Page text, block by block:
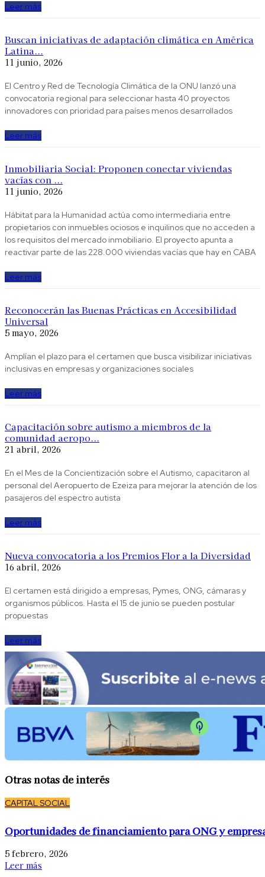
Leer más
Buscan iniciativas de adaptación climática en América
Latina...
11 junio, 2026
El Centro y Red de Tecnología Climática de la ONU lanzó una
convocatoria regional para seleccionar hasta 40 proyectos
innovadores con prioridad para países menos desarrollados
Leer más
Inmobiliaria Social: Proponen conectar viviendas
vacías con ...
11 junio, 2026
Hábitat para la Humanidad actúa como intermediaria entre
propietarios con inmuebles ociosos e inquilinos que no acceden a
los requisitos del mercado inmobiliario. El proyecto apunta a
reactivar parte de las 228.000 viviendas vacías que hay en CABA
Leer más
Reconocerán las Buenas Prácticas en Accesibilidad
Universal
5 mayo, 2026
Amplían el plazo para el certamen que busca visibilizar iniciativas
inclusivas en empresas y organizaciones sociales
Leer más
Capacitación sobre autismo a miembros de la
comunidad aeropo...
21 abril, 2026
En el Mes de la Concientización sobre el Autismo, capacitaron al
personal del Aeropuerto de Ezeiza para mejorar la atención de los
pasajeros del espectro autista
Leer más
Nueva convocatoria a los Premios Flor a la Diversidad
16 abril, 2026
El certamen está dirigido a empresas, Pymes, ONG, cámaras y
organismos públicos. Hasta el 15 de junio se pueden postular
propuestas
Leer más
Otras notas de interés
CAPITAL SOCIAL
Oportunidades de financiamiento para ONG y
5 febrero, 2026
Leer más